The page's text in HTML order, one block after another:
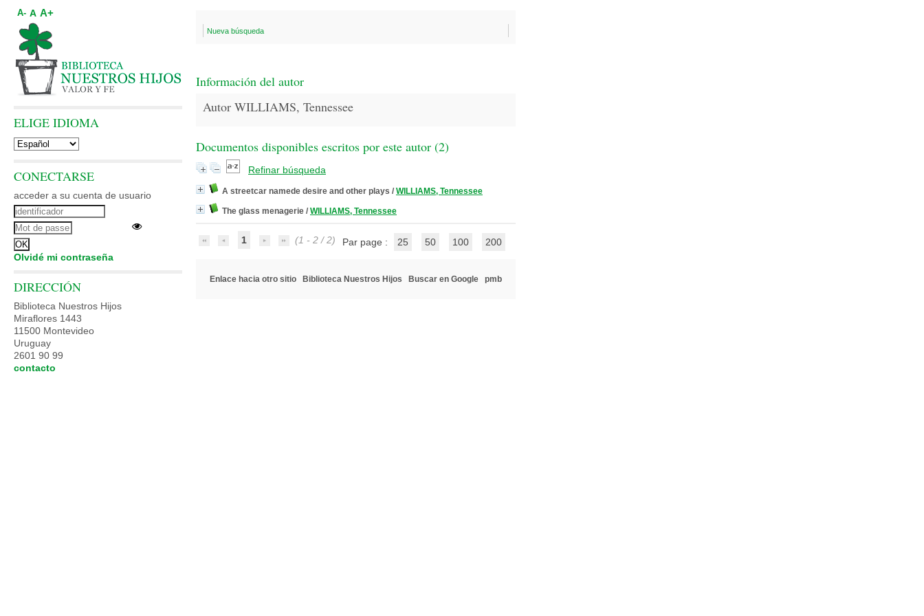
Nueva búsqueda
Información del autor
Autor WILLIAMS, Tennessee
Documentos disponibles escritos por este autor (2)
Refinar búsqueda
A streetcar namede desire and other plays / WILLIAMS, Tennessee
The glass menagerie / WILLIAMS, Tennessee
1 (1 - 2 / 2) Par page : 25 50 100 200
Enlace hacia otro sitio Biblioteca Nuestros Hijos Buscar en Google pmb
A- A A+
ELIGE IDIOMA
CONECTARSE
acceder a su cuenta de usuario
Olvidé mi contraseña
DIRECCIÓN
Biblioteca Nuestros Hijos
Miraflores 1443
11500 Montevideo
Uruguay
2601 90 99
contacto